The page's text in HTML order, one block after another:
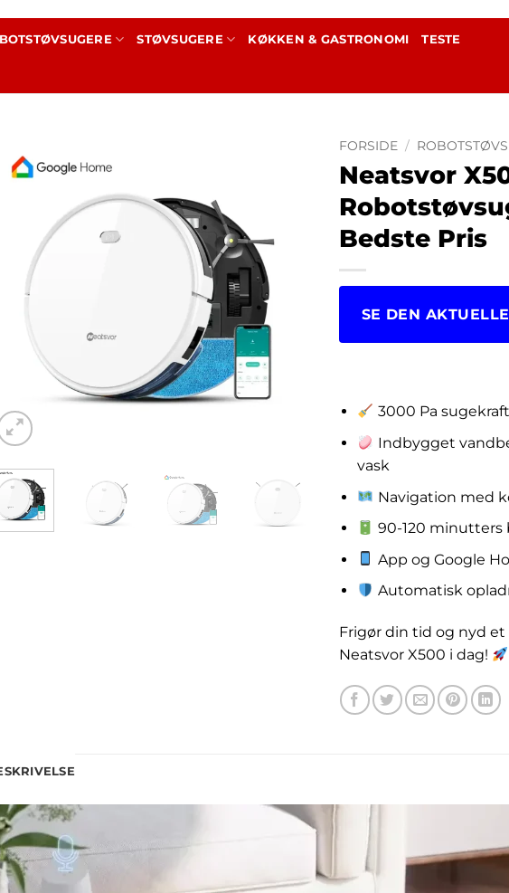
STØVSUGERE KØKKEN & GASTRONOMI TESTE
FORSIDE /
Neatsvor
Bedste Pris
SE DEN
3000 Pa
Indbygget
vask
Navigation med
90-120 minutters
App og Google
Automatisk
Frigør din tid og nyd
Neatsvor X500 i dag!